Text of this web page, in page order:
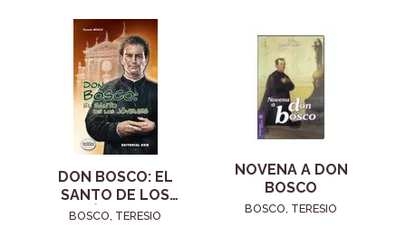
DON BOSCO: EL
SANTO DE LOS
JÓVENES
BOSCO, TERESIO
NOVENA A DON
BOSCO
BOSCO, TERESIO